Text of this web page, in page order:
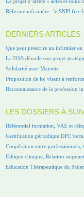
Le projet d’arrêté « actes et
Réforme infirmière : le SNPI fixe
DERNIERS ARTICLES
Que peut prescrire un infirmier en
La HAS dévoile son projet
Solidarité avec Mayotte
Proposition de loi visant à
Reconnaissance de la profession
LES DOSSIERS À
Référentiel formation, VAE et
Certification périodique DPC
Coopération entre professionnels,
Ethique clinique, Relation
Education Thérapeutique du